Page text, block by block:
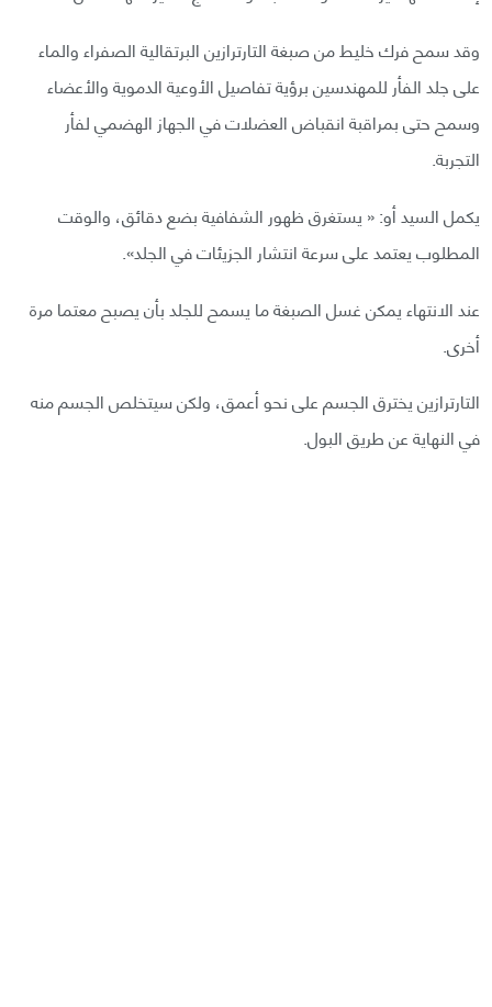
وقد سمح فرك خليط من صبغة التارترازين البرتقالية الصفراء والماء
على جلد الفأر للمهندسين برؤية تفاصيل الأوعية الدموية والأعضاء
وسمح حتى بمراقبة انقباض العضلات في الجهاز الهضمي لفأر
التجربة.
يكمل السيد أو: « يستغرق ظهور الشفافية بضع دقائق، والوقت
المطلوب يعتمد على سرعة انتشار الجزيئات في الجلد».
عند الانتهاء يمكن غسل الصبغة ما يسمح للجلد بأن يصبح معتما مرة
أخرى.
التارترازين يخترق الجسم على نحو أعمق، ولكن سيتخلص الجسم منه
في النهاية عن طريق البول.